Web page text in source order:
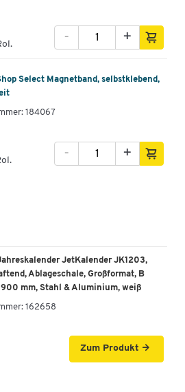
+
-
Select Magnetband, selbstklebend,
184067
+
-
JetKalender JK1203,
Ablageschale, Großformat, B
mm, Stahl & Aluminium, weiß
162658
Zum Produkt